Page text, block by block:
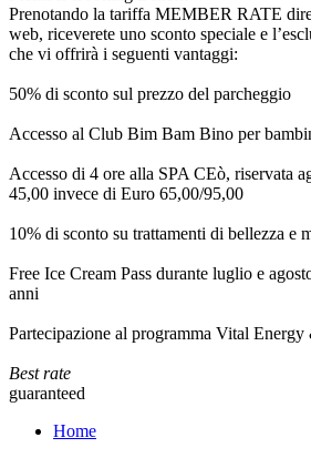
Prenotando la tariffa MEMBER RATE
web, riceverete uno sconto speciale e
che vi offrirà i seguenti vantaggi:
50% di sconto sul prezzo del parcheggio
Accesso al Club Bim Bam Bino per
Accesso di 4 ore alla SPA CEò, riservata
45,00 invece di Euro 65,00/95,00
10% di sconto su trattamenti di bellezza e
Free Ice Cream Pass durante luglio e
anni
Partecipazione al programma Vital Energy
Best rate
guaranteed
Home